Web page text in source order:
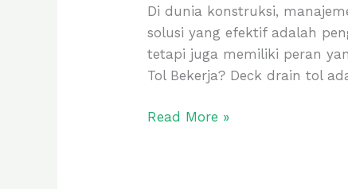
Di dunia konstruksi,
solusi yang efektif adalah
tetapi juga memiliki peran
Tol Bekerja? Deck drain tol
Read More »